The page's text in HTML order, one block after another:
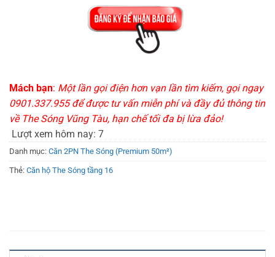
Mách bạn: Một lần gọi điện hơn vạn lần tìm kiếm, gọi ngay
0901.337.955 để được tư vấn miễn phí và đầy đủ thông tin
về The Sóng Vũng Tàu, hạn chế tối đa bị lừa đảo!
Lượt xem hôm nay: 7
Danh mục: Căn 2PN The Sóng (Premium 50m²)
Thẻ: Căn hộ The Sóng tầng 16